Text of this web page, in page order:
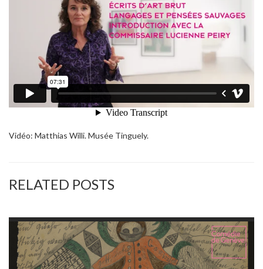
Vidéo: Matthias Willi. Musée Tinguely.
RELATED POSTS